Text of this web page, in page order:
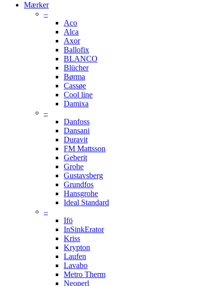
Mærker
–
Aco
Alca
Axor
Ballofix
BLANCO
Blücher
Børma
Cassøe
Cool line
Damixa
–
Danfoss
Dansani
Duravit
FM Mattsson
Geberit
Grohe
Gustavsberg
Grundfos
Hansgrohe
Ideal Standard
–
Ifö
InSinkErator
Kriss
Krypton
Laufen
Lavabo
Metro Therm
Neoperl